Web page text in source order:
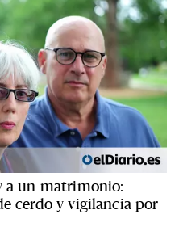
a un matrimonio:
cerdo y vigilancia por